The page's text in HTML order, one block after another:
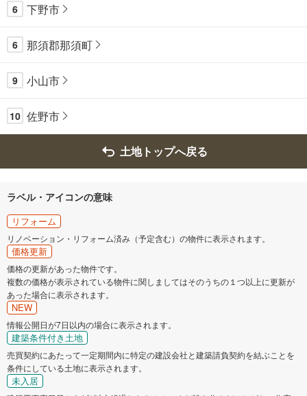
6 下野市
6 那須郡那須町
9 小山市
10 佐野市
土地トップへ戻る
ラベル・アイコンの意味
リフォーム
リノベーション・リフォーム済み（予定含む）の物件に表示されます。
価格更新
価格の更新があった物件です。
複数の価格が表示されている物件に関しましてはそのうちの１つ以上に更新が
あった場合に表示されます。
NEW
情報公開日が7日以内の場合に表示されます。
建築条件付き土地
売買契約にあたって一定期間内に特定の建設会社と建築請負契約を結ぶことを
条件にしている土地に表示されます。
未入居